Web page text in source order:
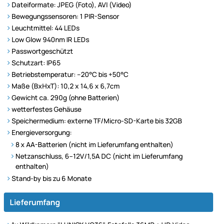
Dateiformate: JPEG (Foto), AVI (Video)
Bewegungssensoren: 1 PIR-Sensor
Leuchtmittel: 44 LEDs
Low Glow 940nm IR LEDs
Passwortgeschützt
Schutzart: IP65
Betriebstemperatur: –20°C bis +50°C
Maße (BxHxT): 10,2 x 14,6 x 6,7cm
Gewicht ca. 290g (ohne Batterien)
wetterfestes Gehäuse
Speichermedium: externe TF/Micro-SD-Karte bis 32GB
Energieversorgung:
8 x AA-Batterien (nicht im Lieferumfang enthalten)
Netzanschluss, 6–12V/1,5A DC (nicht im Lieferumfang
enthalten)
Stand-by bis zu 6 Monate
Lieferumfang